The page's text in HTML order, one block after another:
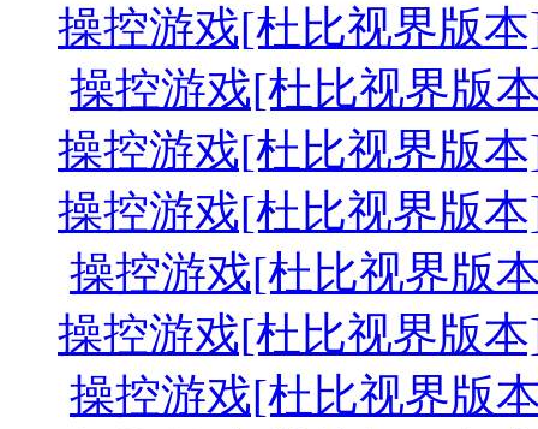
操控游戏[杜比视界版本
操控游戏[杜比视界版
操控游戏[杜比视界版本
操控游戏[杜比视界版本
操控游戏[杜比视界版
操控游戏[杜比视界版本
操控游戏[杜比视界版